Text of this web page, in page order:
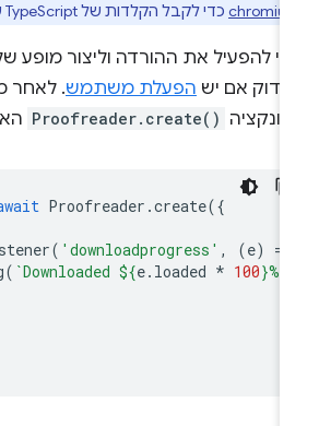
כדי לקבל הקלדות של TypeScript עבור Prompt API.
להפעיל את ההורדה וליצור מופע של
אם יש הפעלת משתמש. לאחר מכן,
Proofreader.create()
= await Proofreader.create
('downloadprogress', e
log(`Downloaded ${e.loaded * 100